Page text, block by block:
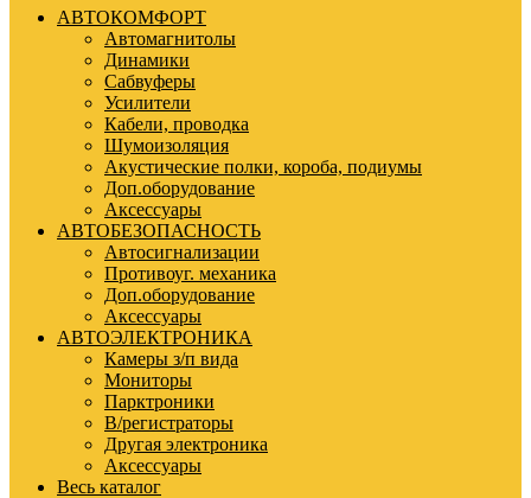
АВТОКОМФОРТ
Автомагнитолы
Динамики
Сабвуферы
Усилители
Кабели, проводка
Шумоизоляция
Акустические полки, короба, подиумы
Доп.оборудование
Аксессуары
АВТОБЕЗОПАСНОСТЬ
Автосигнализации
Противоуг. механика
Доп.оборудование
Аксессуары
АВТОЭЛЕКТРОНИКА
Камеры з/п вида
Мониторы
Парктроники
В/регистраторы
Другая электроника
Аксессуары
Весь каталог